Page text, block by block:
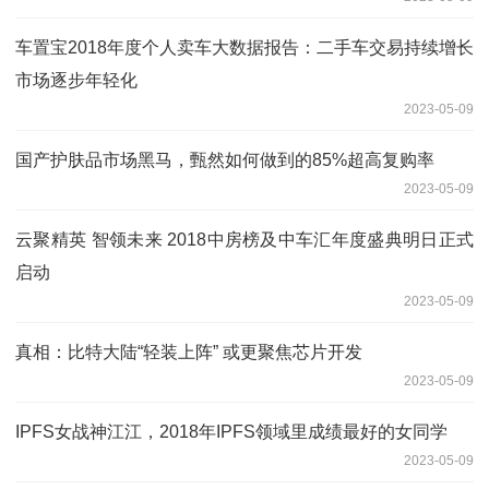
车置宝2018年度个人卖车大数据报告：二手车交易持续增长
市场逐步年轻化
2023-05-09
国产护肤品市场黑马，甄然如何做到的85%超高复购率
2023-05-09
云聚精英 智领未来 2018中房榜及中车汇年度盛典明日正式
启动
2023-05-09
真相：比特大陆“轻装上阵” 或更聚焦芯片开发
2023-05-09
IPFS女战神江江，2018年IPFS领域里成绩最好的女同学
2023-05-09